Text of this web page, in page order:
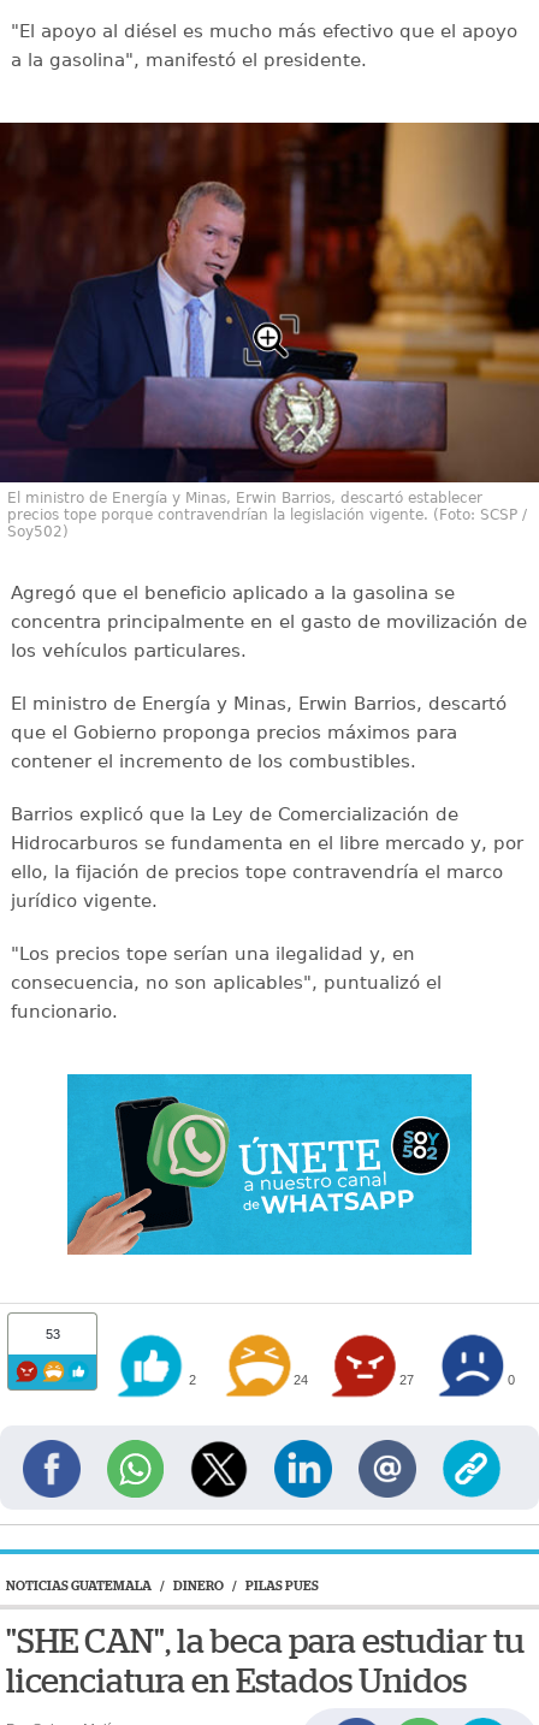
"El apoyo al diésel es mucho más efectivo que el apoyo
a la gasolina", manifestó el presidente.
El ministro de Energía y Minas, Erwin Barrios, descartó establecer
precios tope porque contravendrían la legislación vigente. (Foto: SCSP /
Soy502)
Agregó que el beneficio aplicado a la gasolina se
concentra principalmente en el gasto de movilización de
los vehículos particulares.
El ministro de Energía y Minas, Erwin Barrios, descartó
que el Gobierno proponga precios máximos para
contener el incremento de los combustibles.
Barrios explicó que la Ley de Comercialización de
Hidrocarburos se fundamenta en el libre mercado y, por
ello, la fijación de precios tope contravendría el marco
jurídico vigente.
"Los precios tope serían una ilegalidad y, en
consecuencia, no son aplicables", puntualizó el
funcionario.
53
2 24 27 0
NOTICIAS GUATEMALA / DINERO / PILAS PUES
"SHE CAN", la beca para estudiar tu
licenciatura en Estados Unidos